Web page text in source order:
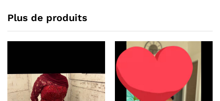
Plus de produits